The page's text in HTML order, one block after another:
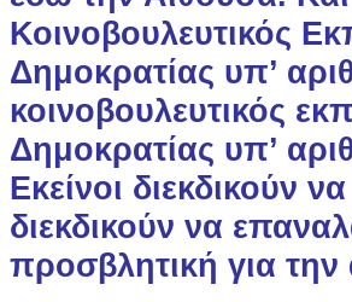
Κοινοβουλευτικός
Δημοκρατίας υπ’
κοινοβουλευτικός
Δημοκρατίας υπ’
Εκείνοι διεκδικούν
διεκδικούν να
προσβλητική για